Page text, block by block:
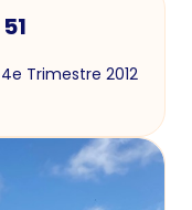
4e Trimestre 2012